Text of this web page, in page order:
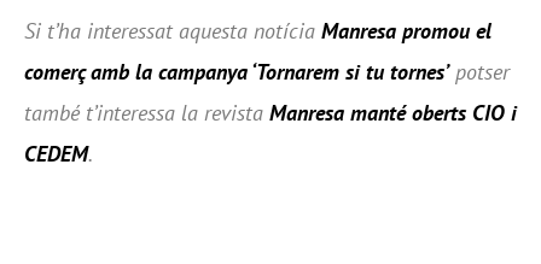
Si t’ha interessat aquesta notícia Manresa promou el
comerç amb la campanya ‘Tornarem si tu tornes’potser
també t’interessa la revista Manresa manté oberts CIO i
CEDEM.